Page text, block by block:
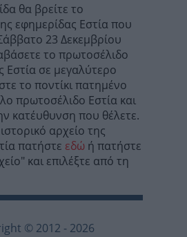
θα βρείτε το
εφημερίδας Εστία που
23 Δεκεμβρίου
το πρωτοσέλιδο
Εστία σε μεγαλύτερο
το ποντίκι πατημένο
πρωτοσέλιδο Εστία και
κατέυθυνση που θέλετε.
αρχείο της
πατήστε εδώ ή πατήστε
και επιλέξτε από τη
© 2012 - 2026